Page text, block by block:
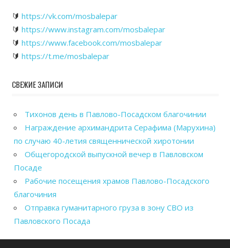
🔰 https://vk.com/mosbalepar
🔰 https://www.instagram.com/mosbalepar
🔰 https://www.facebook.com/mosbalepar
🔰 https://t.me/mosbalepar
СВЕЖИЕ ЗАПИСИ
Тихонов день в Павлово-Посадском благочинии
Награждение архимандрита Серафима (Марухина)
по случаю 40-летия священнической хиротонии
Общегородской выпускной вечер в Павловском
Посаде
Рабочие посещения храмов Павлово-Посадского
благочиния
Отправка гуманитарного груза в зону СВО из
Павловского Посада